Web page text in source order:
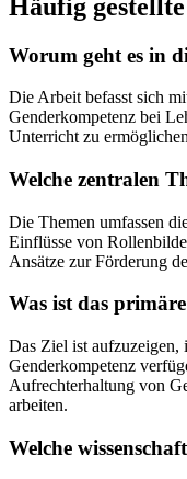
Häufig
Worum geht es in
Die Arbeit befasst sich
Genderkompetenz bei
Unterricht zu
Welche zentralen
Die Themen umfassen
Einflüsse von
Ansätze zur Förderung
Was ist das
Das Ziel ist
Genderkompetenz
Aufrechterhaltung von
arbeiten.
Welche